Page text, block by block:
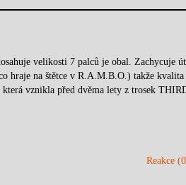
velikosti 7 palců je obal. Zachycuje
hraje na štětce v R.A.M.B.O.) takže kvalita
vznikla před dvěma lety z trosek
Reakce